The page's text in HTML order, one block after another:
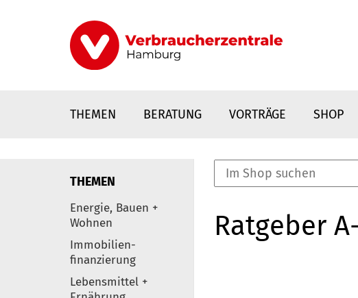
THEMEN BERATUNG VORTRÄGE SHOP
Elemente
THEMEN
Energie, Bauen +
Wohnen
Immobilien-
finanzierung
Lebensmittel +
Ratgeber